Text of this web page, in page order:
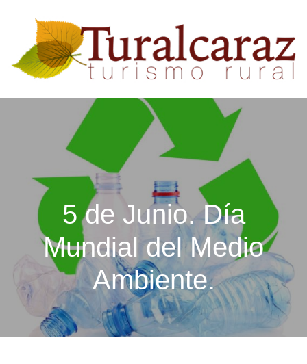
5 de Junio. Día
Mundial del Medio
Ambiente.